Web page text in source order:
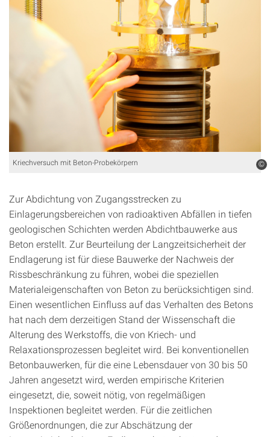
©
Kriechversuch mit Beton-Probekörpern
Zur Abdichtung von Zugangsstrecken zu
Einlagerungsbereichen von radioaktiven Abfällen in tiefen
geologischen Schichten werden Abdichtbauwerke aus
Beton erstellt. Zur Beurteilung der Langzeitsicherheit der
Endlagerung ist für diese Bauwerke der Nachweis der
Rissbeschränkung zu führen, wobei die speziellen
Materialeigenschaften von Beton zu berücksichtigen sind.
Einen wesentlichen Einfluss auf das Verhalten des Betons
hat nach dem derzeitigen Stand der Wissenschaft die
Alterung des Werkstoffs, die von Kriech- und
Relaxationsprozessen begleitet wird. Bei konventionellen
Betonbauwerken, für die eine Lebensdauer von 30 bis 50
Jahren angesetzt wird, werden empirische Kriterien
eingesetzt, die, soweit nötig, von regelmäßigen
Inspektionen begleitet werden. Für die zeitlichen
Größenordnungen, die zur Abschätzung der